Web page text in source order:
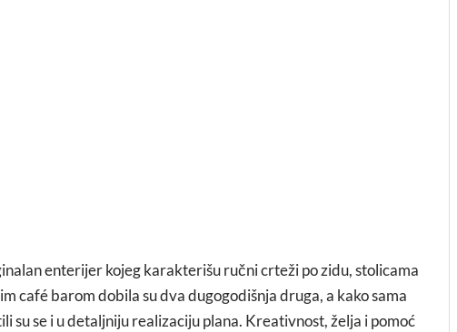
enterijer kojeg karakterišu ručni crteži po zidu, stolicama
café barom dobila su dva dugogodišnja druga, a kako sama
su se i u detaljniju realizaciju plana. Kreativnost, želja i pomoć